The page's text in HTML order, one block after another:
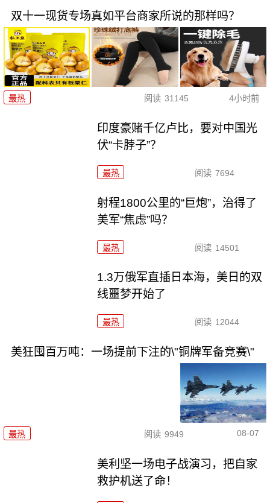
双十一现货专场真如平台商家所说的那样吗？
最热 阅读 31145 4小时前
印度豪赌千亿卢比，要对中国光
伏“卡脖子”？
最热 阅读 7694
射程1800公里的“巨炮”，治得了
美军“焦虑”吗？
最热 阅读 14501
1.3万俄军直插日本海，美日的双
线噩梦开始了
最热 阅读 12044
美狂囤百万吨：一场提前下注的\"铜牌军备竞赛\"
最热 阅读 9949 08-07
美利坚一场电子战演习，把自家
救护机送了命！